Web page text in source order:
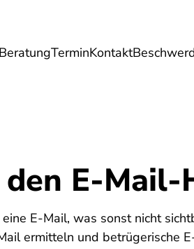
BeratungTerminKontakt
Gesundheit
E-Mail-
E-Mail, was sonst nicht
ermitteln und betrügerische